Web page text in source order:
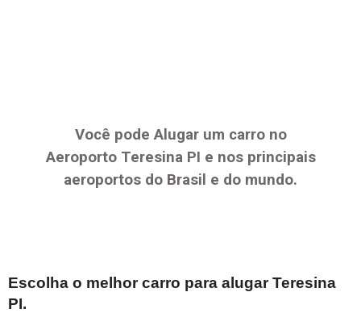
Você pode Alugar um carro no
Aeroporto Teresina PI e nos principais
aeroportos do Brasil e do mundo.
Escolha o melhor carro para alugarTeresina
PI.